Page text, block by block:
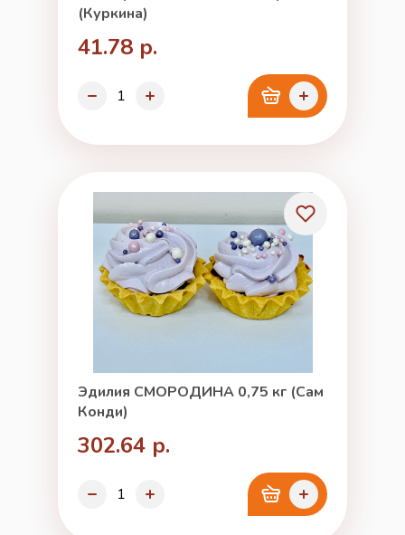
(Куркина)
41.78 р.
Эдилия СМОРОДИНА 0,75 кг (Сам
Конди)
302.64 р.